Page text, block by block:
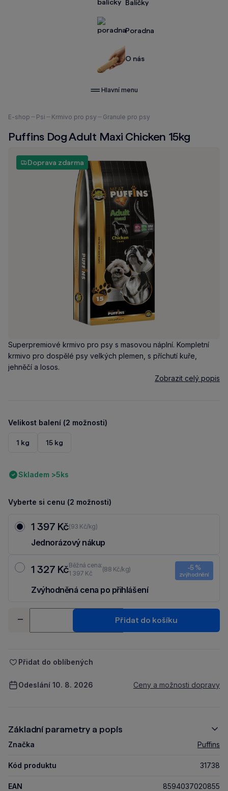
Balíčky
Poradna
O nás
Hlavní menu
Nacházíte
zde:
E-shop Psi Krmivo pro psy Granule pro psy
Puffins Dog Adult Maxi Chicken 15kg
Doprava zdarma
Superpremiové krmivo pro psy s masovou náplní. Kompletní
krmivo pro dospělé psy velkých plemen, s příchutí kuře,
jehněčí a losos.
Zobrazit celý popis
Velikost balení (2 možnosti)
1 kg 15 kg
Skladem >5ks
Vyberte si cenu (2 možnosti)
1 397 Kč(93 Kč/kg)
Jednorázový nákup
1 327 KčBěžná cena:
1 397 Kč
(88 Kč/kg) -5 %
zvýhodnění
Zvýhodněná cena po přihlášení
-
+
Přidat do košíku
Přidat do oblíbených
Odeslání 10. 8. 2026 Ceny a možnosti dopravy
Základní parametry a popis
Značka Puffins
Kód produktu 31738
EAN 8594037020855